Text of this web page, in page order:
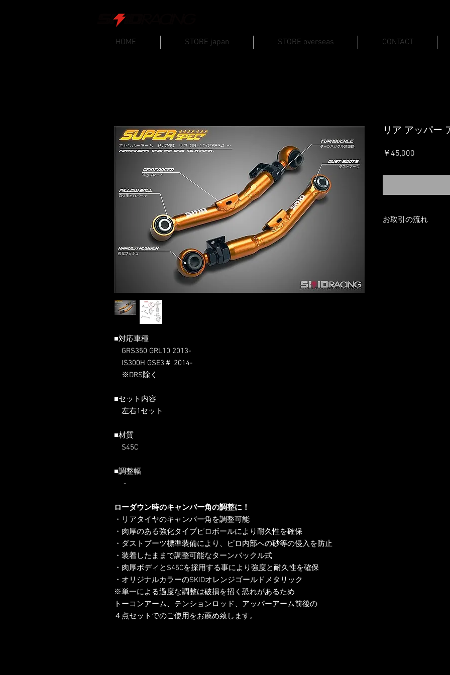
HOME STORE japan STORE overseas CONTACT
■対応車種
GRS350 GRL10 2013-
IS300H GSE3＃ 2014-
※DRS除く
■セット内容
左右1セット
■材質
S45C
■調整幅
-
ローダウン時のキャンバー角の調整に！
・リアタイヤのキャンバー角を調整可能
・肉厚のある強化タイプピロボールにより耐久性を確保
・ダストブーツ標準装備により、ピロ内部への砂等の侵入を防止
・装着したままで調整可能なターンバックル式
・肉厚ボディとS45Cを採用する事により強度と耐久性を確保
・オリジナルカラーのSKIDオレンジゴールドメタリック
※単一による過度な調整は破損を招く恐れがあるため
トーコンアーム、テンションロッド、アッパーアーム前後の
４点セットでのご使用をお薦め致します。
リア アッパー
￥45,000
お取引の流れ